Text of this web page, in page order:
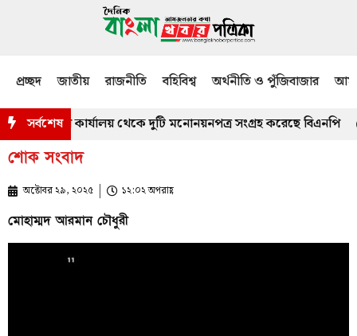
প্রচ্ছদ জাতীয় রাজনীতি বহিবিশ্ব অর্থনীতি ও পুঁজিবাজার
সর্বশেষ
কর্মকর্তার কার্যালয় থেকে দুটি মনোনয়নপত্র সংগ্রহ করেছে বিএনপি
শোক সংবাদ
অক্টোবর ২৯, ২০২৫ ১২:০২ অপরাহ্ণ
মোহাম্মদ আরমান চৌধুরী